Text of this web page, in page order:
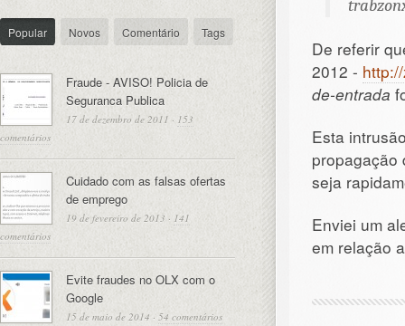
De referir
2012 -
de-entrada
Esta
propagação
seja
Enviei um
em relação
Popular Novos Comentário Tags
Fraude - AVISO! Policia de
Seguranca Publica
17 de dezembro de 2011 · 153
comentários
Cuidado com as falsas ofertas
de emprego
19 de fevereiro de 2013 · 141
comentários
Evite fraudes no OLX com o
Google
15 de maio de 2014 · 54 comentários